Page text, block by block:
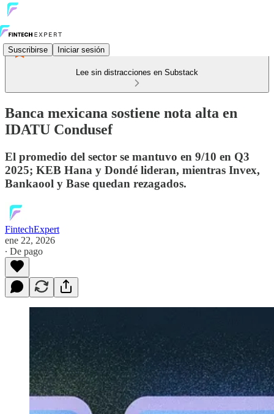
Suscribirse Iniciar sesión
Lee sin distracciones en Substack
Banca mexicana sostiene nota alta en
IDATU Condusef
El promedio del sector se mantuvo en 9/10 en Q3
2025; KEB Hana y Dondé lideran, mientras Invex,
Bankaool y Base quedan rezagados.
FintechExpert
ene 22, 2026
∙ De pago